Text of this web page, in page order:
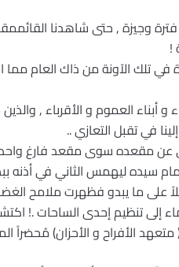
وجيزة , حتى شاهدنا
!
في تلك الآونة من ذاك العام
و أبناء العموم و الأقرباء ,
في تقبل التعازي ..
مقعده سوى مقعد فارغ واحد .
سيده ليهمس الثاني في
على ما يبدو فظهرت ملامح
إلى تنظيم إحدى الساحات .!
متعهد الأفراح و الأحزان)